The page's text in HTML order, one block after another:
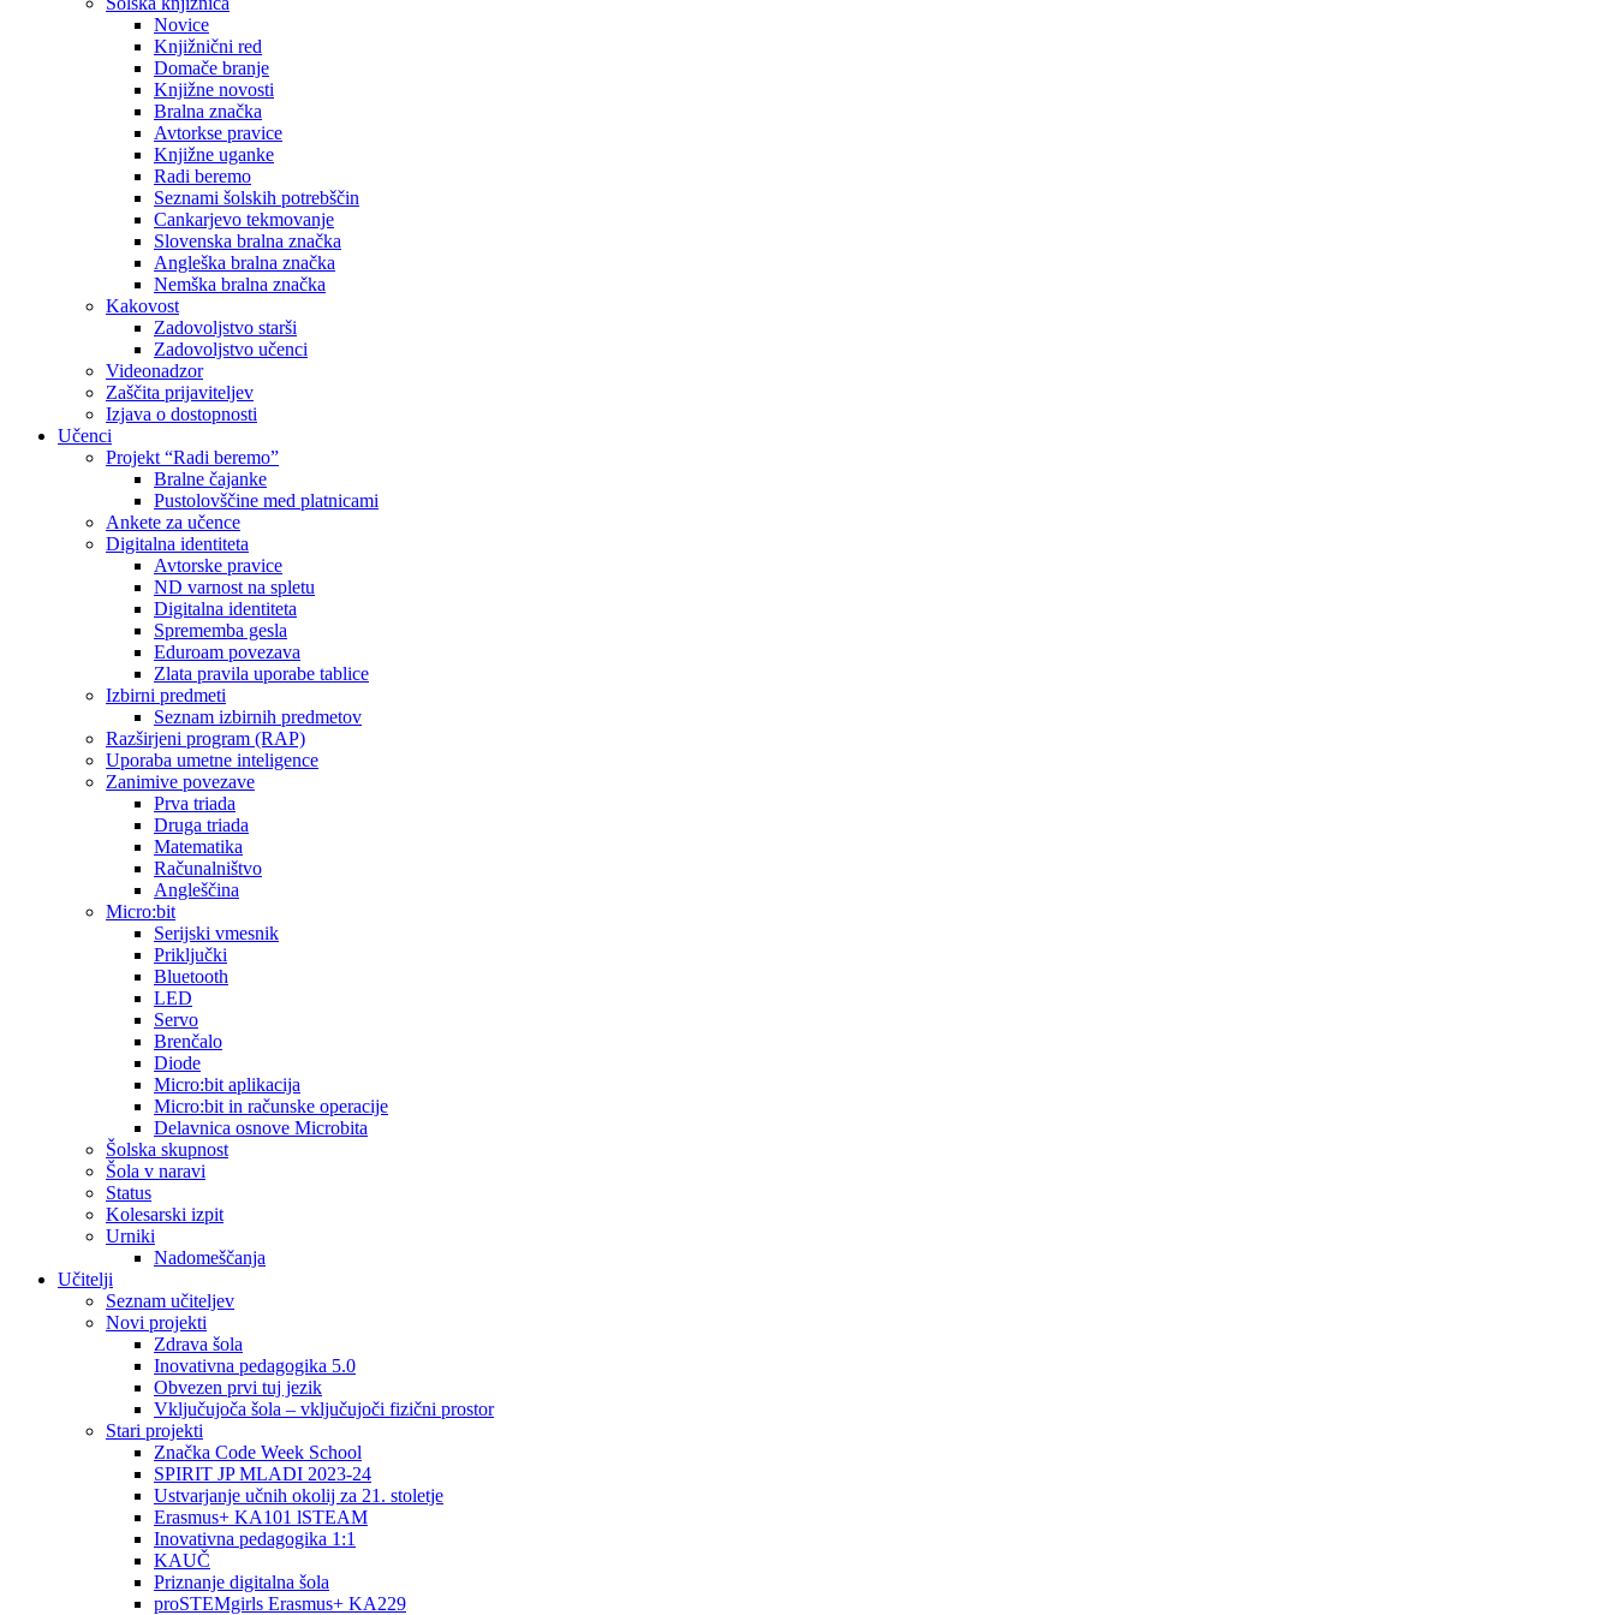
Novice
Knjižnični red
Domače branje
Knjižne novosti
Bralna značka
Avtorkse pravice
Knjižne uganke
Radi beremo
Seznami šolskih potrebščin
Cankarjevo tekmovanje
Slovenska bralna značka
Angleška bralna značka
Nemška bralna značka
Kakovost
Zadovoljstvo starši
Zadovoljstvo učenci
Videonadzor
Zaščita prijaviteljev
Izjava o dostopnosti
Učenci
Projekt “Radi beremo”
Bralne čajanke
Pustolovščine med platnicami
Ankete za učence
Digitalna identiteta
Avtorske pravice
ND varnost na spletu
Digitalna identiteta
Sprememba gesla
Eduroam povezava
Zlata pravila uporabe tablice
Izbirni predmeti
Seznam izbirnih predmetov
Razširjeni program (RAP)
Uporaba umetne inteligence
Zanimive povezave
Prva triada
Druga triada
Matematika
Računalništvo
Angleščina
Micro:bit
Serijski vmesnik
Priključki
Bluetooth
LED
Servo
Brenčalo
Diode
Micro:bit aplikacija
Micro:bit in računske operacije
Delavnica osnove Microbita
Šolska skupnost
Šola v naravi
Status
Kolesarski izpit
Urniki
Nadomeščanja
Učitelji
Seznam učiteljev
Novi projekti
Zdrava šola
Inovativna pedagogika 5.0
Obvezen prvi tuj jezik
Vključujoča šola – vključujoči fizični prostor
Stari projekti
Značka Code Week School
SPIRIT JP MLADI 2023-24
Ustvarjanje učnih okolij za 21. stoletje
Erasmus+ KA101 lSTEAM
Inovativna pedagogika 1:1
KAUČ
Priznanje digitalna šola
proSTEMgirls Erasmus+ KA229